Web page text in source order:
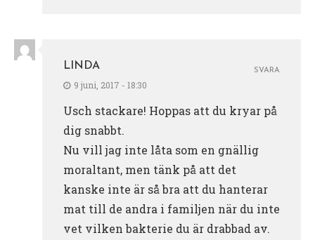
LINDA
9 juni, 2017 - 18:30
Usch stackare! Hoppas att du kryar på
dig snabbt.
Nu vill jag inte låta som en gnällig
moraltant, men tänk på att det
kanske inte är så bra att du hanterar
mat till de andra i familjen när du inte
vet vilken bakterie du är drabbad av.
SVARA